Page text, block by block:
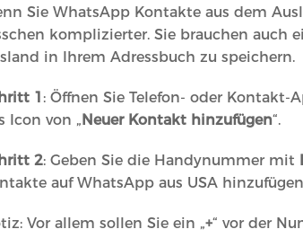
Sie WhatsApp Kontakte aus dem
komplizierter. Sie brauchen auch
in Ihrem Adressbuch zu speichern.
1 : Öffnen Sie Telefon- oder
Icon von „Neuer Kontakt hinzufügen“.
2: Geben Sie die Handynummer mit
auf WhatsApp aus USA
Vor allem sollen Sie ein „+“ vor der